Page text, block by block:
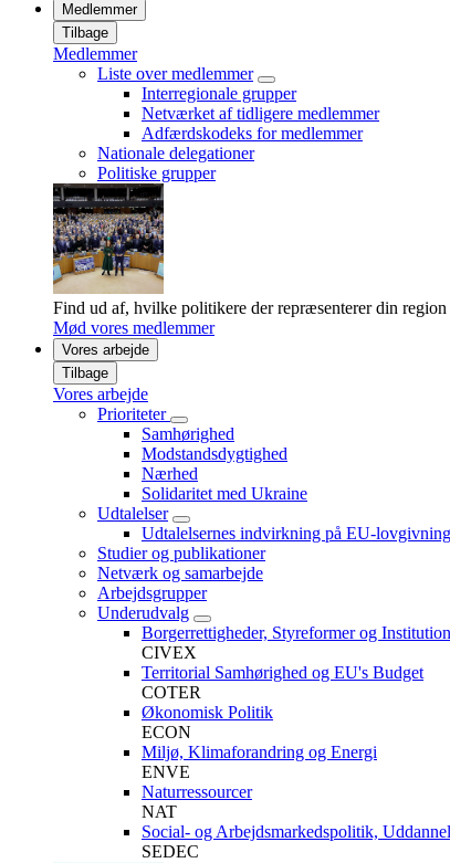
Medlemmer
Tilbage
Medlemmer
Liste over medlemmer
Interregionale grupper
Netværket af tidligere medlemmer
Adfærdskodeks for medlemmer
Nationale delegationer
Politiske grupper
Find ud af, hvilke politikere der repræsenterer din
Mød vores medlemmer
Vores arbejde
Tilbage
Vores arbejde
Prioriteter
Samhørighed
Modstandsdygtighed
Nærhed
Solidaritet med Ukraine
Udtalelser
Udtalelsernes indvirkning på EU-
Studier og publikationer
Netværk og samarbejde
Arbejdsgrupper
Underudvalg
Borgerrettigheder, Styreformer og
CIVEX
Territorial Samhørighed og EU's Budget
COTER
Økonomisk Politik
ECON
Miljø, Klimaforandring og Energi
ENVE
Naturressourcer
NAT
Social- og Arbejdsmarkedspolitik,
SEDEC